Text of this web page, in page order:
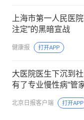
上海市第一人民医
注定”的黑暗宣战
健康报 打开APP
大医院医生下沉到
有了专业慢性病“管
北京日报客户端 打开APP